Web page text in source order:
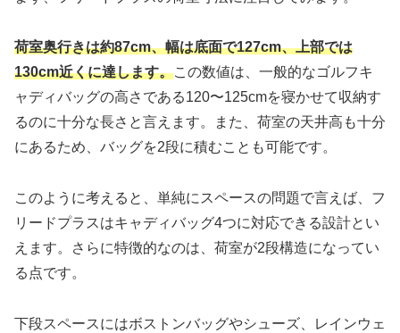
荷室奥行きは約87cm、幅は底面で127cm、上部では
130cm近くに達します。この数値は、一般的なゴルフキ
ャディバッグの高さである120〜125cmを寝かせて収納す
るのに十分な長さと言えます。また、荷室の天井高も十分
にあるため、バッグを2段に積むことも可能です。
このように考えると、単純にスペースの問題で言えば、フ
リードプラスはキャディバッグ4つに対応できる設計とい
えます。さらに特徴的なのは、荷室が2段構造になってい
る点です。
下段スペースにはボストンバッグやシューズ、レインウェ